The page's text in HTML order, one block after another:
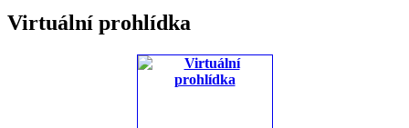
Virtuální prohlídka